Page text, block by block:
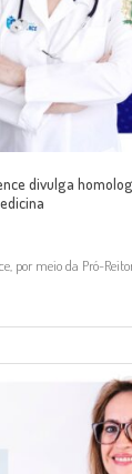
divulga
por meio da Pró-